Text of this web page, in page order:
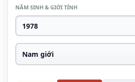
NĂM SINH & GIỚI TÍNH